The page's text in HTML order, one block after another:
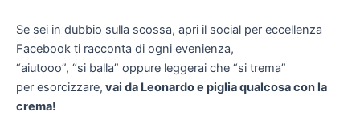
Se sei in dubbio sulla scossa, apri il social per eccellenza
Facebook ti racconta di ogni evenienza,
“aiutooo”, “si balla” oppure leggerai che “si trema”
per esorcizzare, vai da Leonardo e piglia qualcosa con la
crema!